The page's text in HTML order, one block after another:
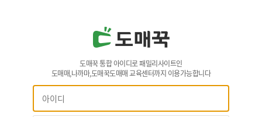
도매꾹 통합 아이디로 패밀리사이트인
도매매,나까마,도매꾹도매매 교육센터까지 이용가능합니다